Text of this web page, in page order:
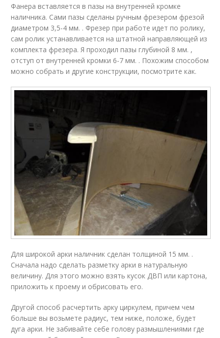
Фанера вставляется в пазы на внутренней кромке
наличника. Сами пазы сделаны ручным фрезером фрезой
диаметром 3,5-4 мм. . Фрезер при работе идет по ролику,
сам ролик устанавливается на штатной направляющей из
комплекта фрезера. Я проходил пазы глубиной 8 мм. ,
отступ от внутренней кромки 6-7 мм. . Похожим способом
можно собрать и другие конструкции, посмотрите как.
Для широкой арки наличник сделан толщиной 15 мм. .
Сначала надо сделать разметку арки в натуральную
величину. Для этого можно взять кусок ДВП или картона,
приложить к проему и обрисовать его.
Другой способ расчертить арку циркулем, причем чем
больше вы возьмете радиус, тем ниже, положе, будет
дуга арки. Не забивайте себе голову размышлениями где